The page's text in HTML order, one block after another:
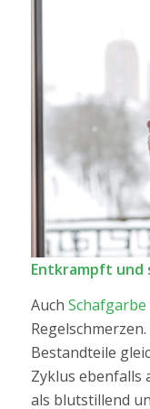
Entkrampft und
Auch Schafgarbe
Bestandteile
Zyklus ebenfalls
als blutstillend